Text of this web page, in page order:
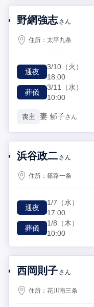
野網強志 さん
住所：太平九条
通夜
3/10 （火）
18:00
葬儀
3/11 （水）
10:00
喪主 妻 郁子さん
浜谷政二 さん
住所：篠路一条
通夜
1/7 （水）
17:00
葬儀
1/8 （木）
10:00
西岡則子 さん
住所：花川南三条